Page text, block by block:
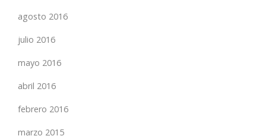
agosto 2016
julio 2016
mayo 2016
abril 2016
febrero 2016
marzo 2015